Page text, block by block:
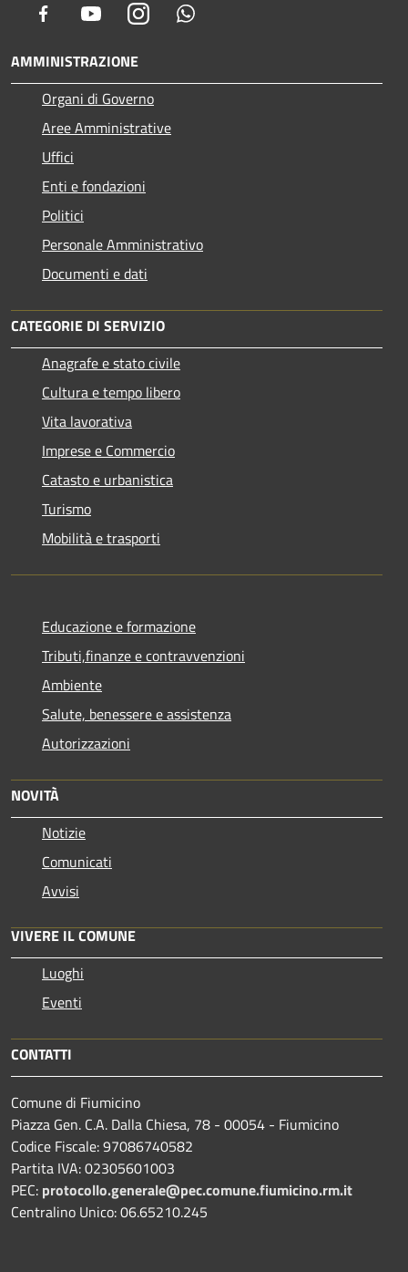
Facebook YoutubeInstagram
AMMINISTRAZIONE
Organi di Governo
Aree Amministrative
Uffici
Enti e fondazioni
Politici
Personale Amministrativo
Documenti e dati
CATEGORIE DI SERVIZIO
Anagrafe e stato civile
Cultura e tempo libero
Vita lavorativa
Imprese e Commercio
Catasto e urbanistica
Turismo
Mobilità e trasporti
Educazione e formazione
Tributi,finanze e contravvenzioni
Ambiente
Salute, benessere e assistenza
Autorizzazioni
NOVITÀ
Notizie
Comunicati
Avvisi
VIVERE IL COMUNE
Luoghi
Eventi
CONTATTI
Comune di Fiumicino
Piazza Gen. C.A. Dalla Chiesa, 78 - 00054 - Fiumicino
Codice Fiscale: 97086740582
Partita IVA: 02305601003
PEC: protocollo.generale@pec.comune.fiumicino.rm.it
Centralino Unico: 06.65210.245